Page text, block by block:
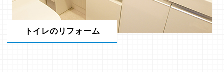
トイレのリフォーム